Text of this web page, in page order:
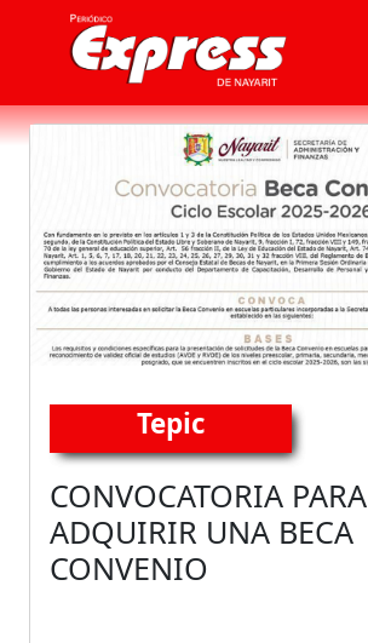
Tepic
CONVOCATORIA PARA
ADQUIRIR UNA BECA
CONVENIO